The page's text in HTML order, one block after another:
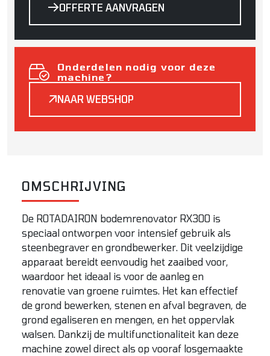
OFFERTE AANVRAGEN
Onderdelen nodig voor deze
machine?
NAAR WEBSHOP
OMSCHRIJVING
De ROTADAIRON bodemrenovator RX300 is
speciaal ontworpen voor intensief gebruik als
steenbegraver en grondbewerker. Dit veelzijdige
apparaat bereidt eenvoudig het zaaibed voor,
waardoor het ideaal is voor de aanleg en
renovatie van groene ruimtes. Het kan effectief
de grond bewerken, stenen en afval begraven, de
grond egaliseren en mengen, en het oppervlak
walsen. Dankzij de multifunctionaliteit kan deze
machine zowel direct als op vooraf losgemaakte